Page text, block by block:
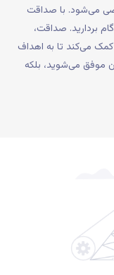
می‌شود. با صداقت
بردارید. صداقت،
می‌کند تا به اهداف
موفق می‌شوید، بلکه